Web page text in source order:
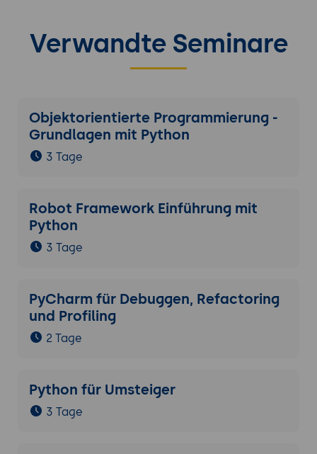
Verwandte Seminare
Objektorientierte Programmierung -
Grundlagen mit Python
3 Tage
Robot Framework Einführung mit
Python
3 Tage
PyCharm für Debuggen, Refactoring
und Profiling
2 Tage
Python für Umsteiger
3 Tage